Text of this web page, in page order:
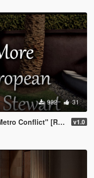
982 31
[Retexture] v1.0